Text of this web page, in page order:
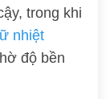
trong khi
nhiệt
độ bền